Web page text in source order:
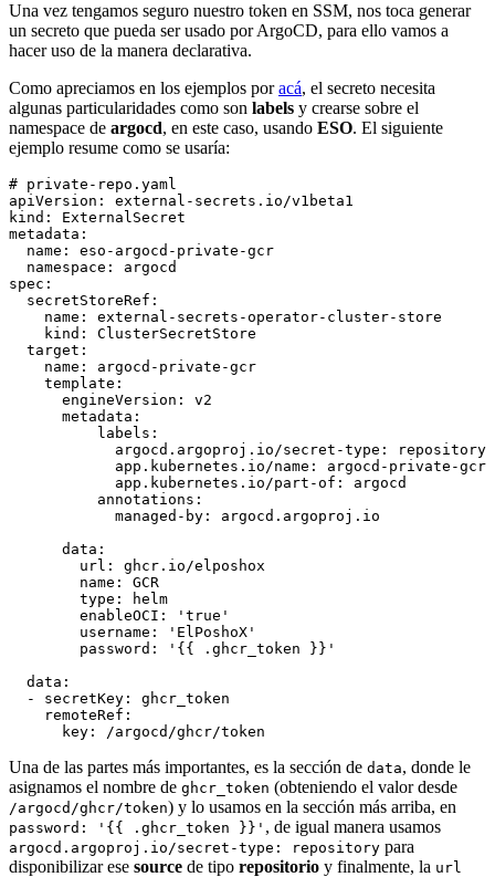
Una vez tengamos seguro nuestro token en SSM, nos toca generar
un secreto que pueda ser usado por ArgoCD, para ello vamos a
hacer uso de la manera declarativa.
Como apreciamos en los ejemplos poracá, el secreto necesita
algunas particularidades como son labels y crearse sobre el
namespace de argocd, en este caso, usando ESO. El siguiente
ejemplo resume como se usaría:
# private-repo.yaml
apiVersion :
external-secrets.io/v1beta1
kind :
ExternalSecret
metadata :
name :
eso-argocd-private-gcr
namespace :
argocd
spec :
secretStoreRef :
name :
external-secrets-operator-cluster-store
kind :
ClusterSecretStore
target :
name :
argocd-private-gcr
template :
engineVersion :
v2
metadata :
labels :
argocd.argoproj.io/secret-type :
repository
app.kubernetes.io/name :
argocd-private-gcr
app.kubernetes.io/part-of :
argocd
annotations :
managed-by :
argocd.argoproj.io
data :
url :
ghcr.io/elposhox
name :
GCR
type :
helm
enableOCI :
'true'
username :
'ElPoshoX'
password :
'{{ .ghcr_token }}'
data :
- secretKey :
ghcr_token
remoteRef :
key : /argocd/ghcr/token
Una de las partes más importantes, es la sección de data, donde le
asignamos el nombre de ghcr_token (obteniendo el valor desde
/argocd/ghcr/token) y lo usamos en la sección más arriba, en
password: '{{ .ghcr_token }}' , de igual manera usamos
argocd.argoproj.io/secret-type: repository para
disponibilizar ese source de tipo repositorio y finalmente, la url